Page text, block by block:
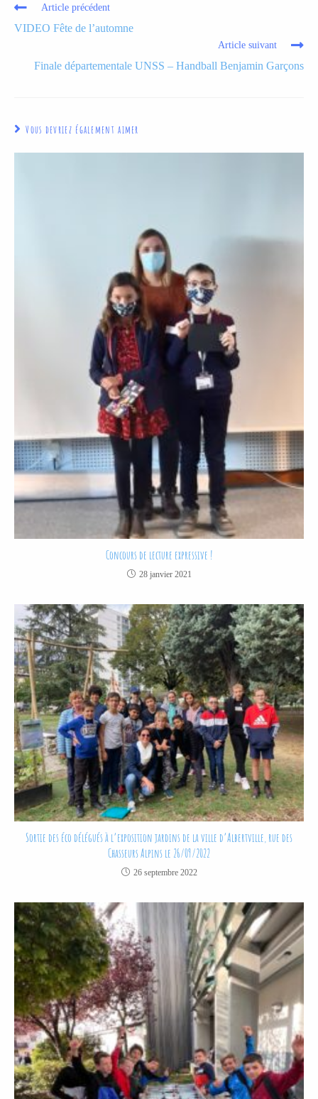
Article précédent
VIDEO Fête de l’automne
Article suivant
Finale départementale UNSS – Handball Benjamin Garçons
Vous devriez également aimer
Concours de lecture expressive !
28 janvier 2021
Sortie des éco délégués à l’exposition jardins de la ville d’Albertville, rue des
Chasseurs Alpins le 26/09/2022
26 septembre 2022